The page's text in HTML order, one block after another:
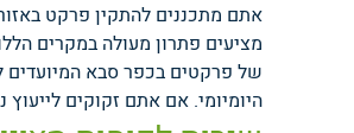
אתם מתכננים להתקין פרקט
מציעים פתרון מעולה במקרים
של פרקטים בכפר סבא
היומיומי. אם אתם זקוקים